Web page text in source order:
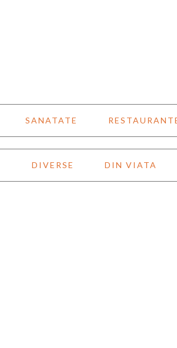
SANATATE
DIVERSE DIN VIATA